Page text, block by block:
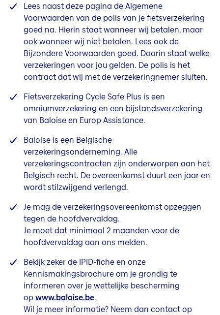
Lees naast deze pagina de Algemene
Voorwaarden van de polis van je fietsverzekering
goed na. Hierin staat wanneer wij betalen, maar
ook wanneer wij niet betalen. Lees ook de
Bijzondere Voorwaarden goed. Daarin staat welke
verzekeringen voor jou gelden. De polis is het
contract dat wij met de verzekeringnemer sluiten.
Fietsverzekering Cycle Safe Plus is een
omniumverzekering en een bijstandsverzekering
van Baloise en Europ Assistance.
Baloise is een Belgische
verzekeringsonderneming. Alle
verzekeringscontracten zijn onderworpen aan het
Belgisch recht. De overeenkomst duurt een jaar en
wordt stilzwijgend verlengd.
Je mag de verzekeringsovereenkomst opzeggen
tegen de hoofdvervaldag.
Je moet dat minimaal 2 maanden voor de
hoofdvervaldag aan ons melden.
Bekijk zeker de IPID-fiche en onze
Kennismakingsbrochure om je grondig te
informeren over je wettelijke bescherming
opwww.baloise.be.
Wil je meer informatie? Neem dan contact op